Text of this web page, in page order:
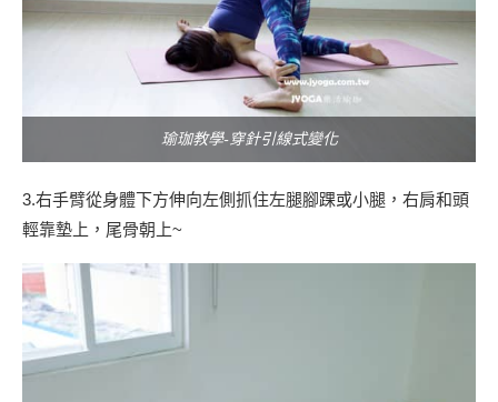
瑜珈教學-穿針引線式變化
3.右手臂從身體下方伸向左側抓住左腿腳踝或小腿，右肩和頭
輕靠墊上，尾骨朝上~